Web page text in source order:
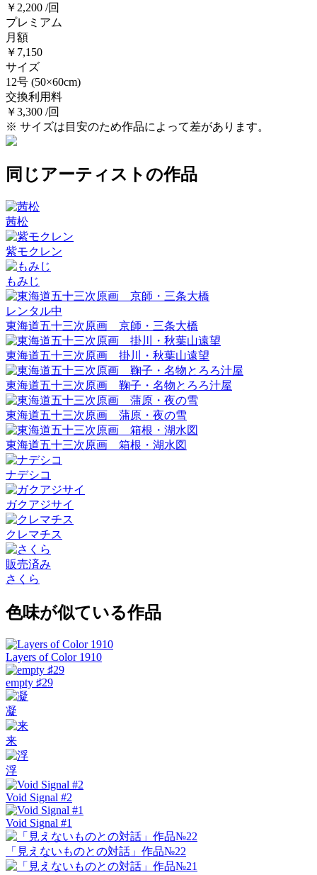
￥2,200 /回
プレミアム
月額
￥7,150
サイズ
12号 (50×60cm)
交換利用料
￥3,300 /回
※ サイズは目安のため作品によって差があります。
同じアーティストの作品
茜松
紫モクレン
もみじ
レンタル中
東海道五十三次原画 京師・三条大橋
東海道五十三次原画 掛川・秋葉山遠望
東海道五十三次原画 鞠子・名物とろろ汁屋
東海道五十三次原画 蒲原・夜の雪
東海道五十三次原画 箱根・湖水図
ナデシコ
ガクアジサイ
クレマチス
販売済み
さくら
色味が似ている作品
Layers of Color 1910
empty ♯29
凝
来
浮
Void Signal #2
Void Signal #1
「見えないものとの対話」作品№22